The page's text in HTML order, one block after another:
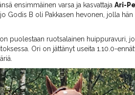
ensimmäinen varsa ja kasvattaja Ari-
Godis B oli Pakkasen hevonen, jolla
on puolestaan ruotsalainen huippuravuri,
Ori on jättänyt useita 1.10.0-